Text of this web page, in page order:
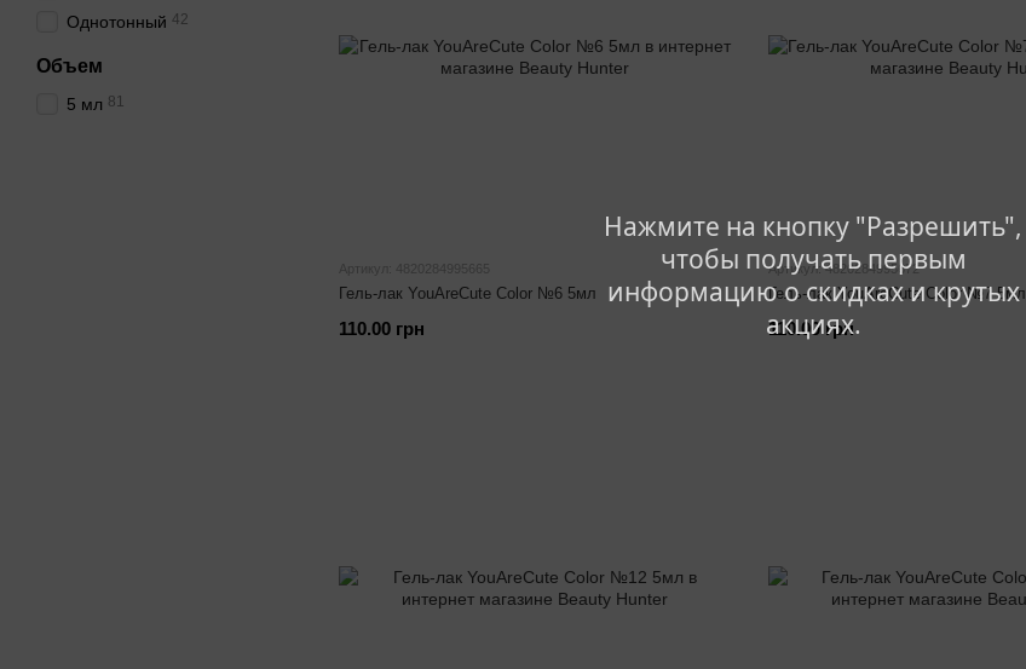
Нажмите на кнопку "Разрешить",
чтобы получать первым
информацию о скидках и крутых
акциях.
Артикул: 4820284995665
Гель-лак YouAreCute Color №6 5мл
110.00 грн
Артикул: 4820284995672
Гель-лак YouAreCute Color №7 5мл
110.00 грн
Однотонный 42
Объем
5 мл 81